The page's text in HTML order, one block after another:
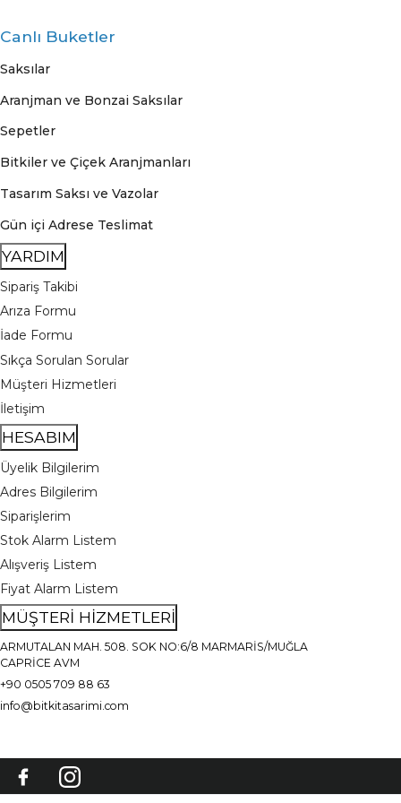
Canlı Buketler
Saksılar
Aranjman ve Bonzai Saksılar
Sepetler
Bitkiler ve Çiçek Aranjmanları
Tasarım Saksı ve Vazolar
Gün içi Adrese Teslimat
YARDIM
Sipariş Takibi
Arıza Formu
İade Formu
Sıkça Sorulan Sorular
Müşteri Hizmetleri
İletişim
HESABIM
Üyelik Bilgilerim
Adres Bilgilerim
Siparişlerim
Stok Alarm Listem
Alışveriş Listem
Fiyat Alarm Listem
MÜŞTERİ HİZMETLERİ
ARMUTALAN MAH. 508. SOK NO:6/8 MARMARİS/MUĞLA
CAPRİCE AVM
+90 0505 709 88 63
info@bitkitasarimi.com